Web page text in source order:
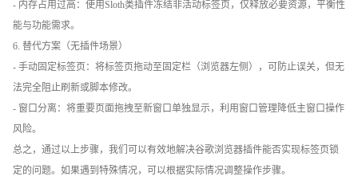
- 内存占用过高：使用Sloth类插件冻结非活动标签页，仅释放必要资源，平衡性
能与功能需求。
6. 替代方案（无插件场景）
- 手动固定标签页：将标签页拖动至固定栏（浏览器左侧），可防止误关，但无
法完全阻止刷新或脚本修改。
- 窗口分离：将重要页面拖拽至新窗口单独显示，利用窗口管理降低主窗口操作
风险。
总之，通过以上步骤，我们可以有效地解决谷歌浏览器插件能否实现标签页锁
定的问题。如果遇到特殊情况，可以根据实际情况调整操作步骤。